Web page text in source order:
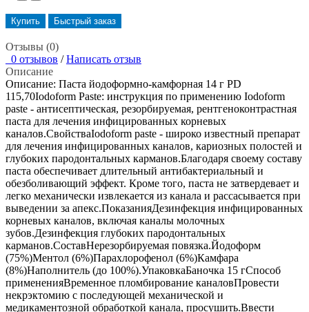
Купить Быстрый заказ
Отзывы (0)
0 отзывов / Написать отзыв
Описание
Описание: Паста йодоформно-камфорная 14 г PD
115,70Iodoform Paste: инструкция по применению Iodoform
paste - антисептическая, резорбируемая, рентгеноконтрастная
паста для лечения инфицированных корневых
каналов.СвойстваIodoform paste - широко известный препарат
для лечения инфицированных каналов, кариозных полостей и
глубоких пародонтальных карманов.Благодаря своему составу
паста обеспечивает длительный антибактериальный и
обезболивающий эффект. Кроме того, паста не затвердевает и
легко механически извлекается из канала и рассасывается при
выведении за апекс.ПоказанияДезинфекция инфицированных
корневых каналов, включая каналы молочных
зубов.Дезинфекция глубоких пародонтальных
карманов.СоставНерезорбируемая повязка.Йодоформ
(75%)Ментол (6%)Парахлорофенол (6%)Камфара
(8%)Наполнитель (до 100%).УпаковкаБаночка 15 гСпособ
примененияВременное пломбирование каналовПровести
некрэктомию с последующей механической и
медикаментозной обработкой канала, просушить.Ввести